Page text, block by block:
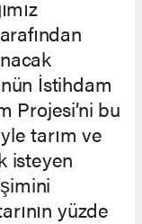
İstihdam
Projesi’ni bu
tarım ve
isteyen
yüzde